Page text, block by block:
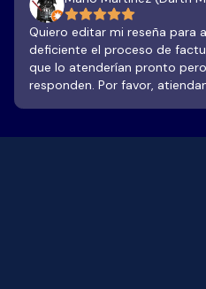
Quiero editar mi reseña para
deficiente el proceso de facturación. Primero
que lo atenderían pronto
responden. Por favor,
personal es muy amable y